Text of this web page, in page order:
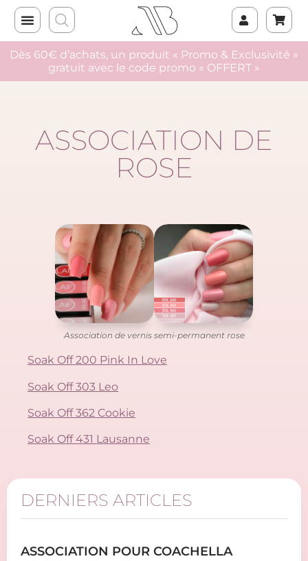
Dès 60€ d’achats, un produit « Promo & Exclusivité »
gratuit avec le code promo « OFFERT »
ASSOCIATION DE
ROSE
Association de vernis semi-permanent rose
Soak Off 200 Pink In Love
Soak Off 303 Leo
Soak Off 362 Cookie
Soak Off 431 Lausanne
DERNIERS ARTICLES
ASSOCIATION POUR COACHELLA